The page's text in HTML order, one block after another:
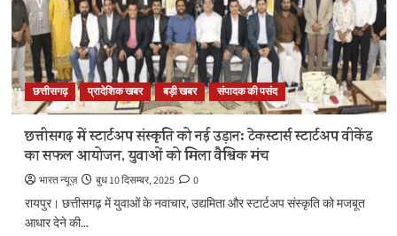
क्षेत्रों
में
दरों
का
वैज्ञानिक
युक्तिकरण,
निवेश
पारदर्शिता
को
मिलेगा
के
बारे
छत्तीसगढ़ प्रादेशिक खबर बड़ी खबर संपादक की पसंद
छत्तीसगढ़ में स्टार्टअप संस्कृति को नई उड़ान: टेकस्टार्स स्टार्टअप वीकेंड
का सफल आयोजन, युवाओं को मिला वैश्विक मंच
भारत न्यूज़ बुध 10 दिसम्बर, 2025
0
रायपुर। छत्तीसगढ़ में युवाओं के नवाचार, उद्यमिता और स्टार्टअप संस्कृति को मजबूत
आधार देने की...